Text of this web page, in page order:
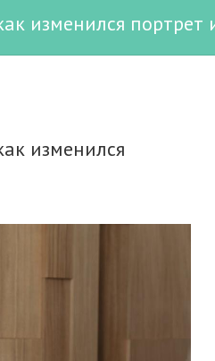
изменился портрет
изменился